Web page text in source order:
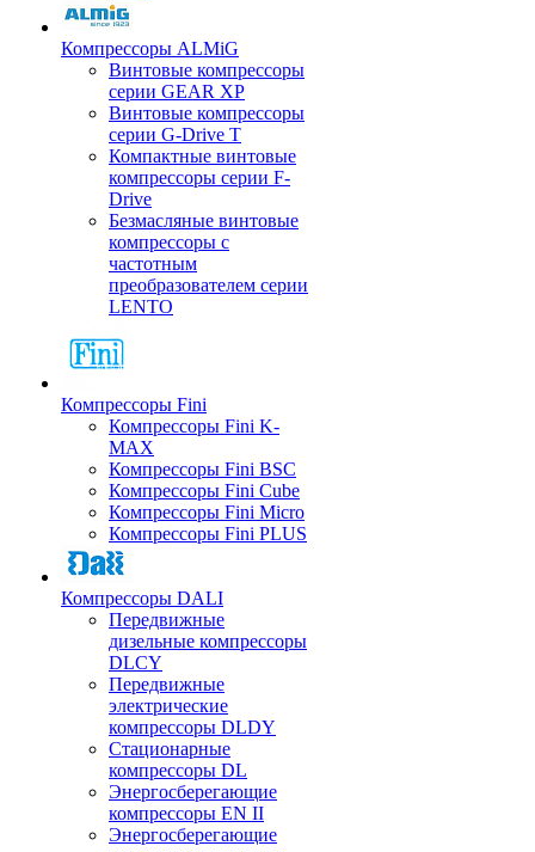
Компрессоры ALMiG
Винтовые компрессоры
серии GEAR XP
Винтовые компрессоры
серии G-Drive T
Компактные винтовые
компрессоры серии F-
Drive
Безмасляные винтовые
компрессоры с
частотным
преобразователем серии
LENTO
Компрессоры Fini
Компрессоры Fini K-
MAX
Компрессоры Fini BSC
Компрессоры Fini Cube
Компрессоры Fini Micro
Компрессоры Fini PLUS
Компрессоры DALI
Передвижные
дизельные компрессоры
DLCY
Передвижные
электрические
компрессоры DLDY
Стационарные
компрессоры DL
Энергосберегающие
компрессоры EN II
Энергосберегающие